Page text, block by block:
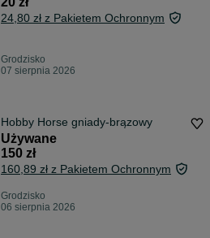
24,80 zł z Pakietem Ochronnym
Grodzisko
07 sierpnia 2026
Hobby Horse gniady-brązowy
Używane
150 zł
160,89 zł z Pakietem Ochronnym
Grodzisko
06 sierpnia 2026